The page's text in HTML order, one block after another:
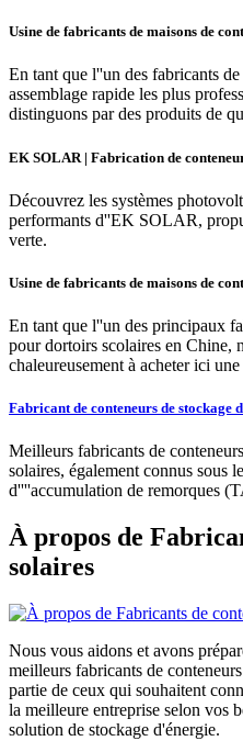
Usine de fabricants de maisons de
En tant que l''un des fabricants
assemblage rapide les plus
distinguons par des produits de
EK SOLAR | Fabrication de
Découvrez les systèmes
performants d''EK SOLAR,
verte.
Usine de fabricants de maisons de
En tant que l''un des principaux
pour dortoirs scolaires en Chine,
chaleureusement à acheter ici
Fabricant de conteneurs de stockage
Meilleurs fabricants de
solaires, également connus sous
d''''accumulation de remorques
À propos de
solaires
Nous vous aidons et avons
meilleurs fabricants de
partie de ceux qui souhaitent
la meilleure entreprise selon vos
solution de stockage d'énergie.